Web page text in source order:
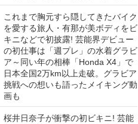
これまで胸元すら隠してきたバイク
を愛する旅人・有那が美ボディをビ
キニなどで初披露! 芸能界デビュー
の初仕事は「週プレ」の水着グラビ
ア～同い年の相棒「Honda X4」で
日本全国2万km以上走破。グラビア
挑戦への想いも語ったメイキング動
画も
桜井日奈子が衝撃の初ビキニ! 芸能